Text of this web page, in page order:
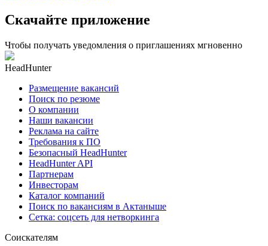
Скачайте приложение
Чтобы получать уведомления о приглашениях мгновенно
HeadHunter
Размещение вакансий
Поиск по резюме
О компании
Наши вакансии
Реклама на сайте
Требования к ПО
Безопасный HeadHunter
HeadHunter API
Партнерам
Инвесторам
Каталог компаний
Поиск по вакансиям в Актаныше
Сетка: соцсеть для нетворкинга
Соискателям